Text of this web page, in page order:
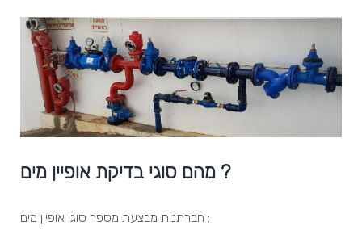
מהם סוגי בדיקת אופיין מים ?
חברתנות מבצעת מספר סוגי אופיין מים :